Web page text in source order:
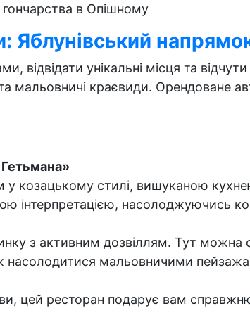
гончарства в Опішному
Яблунівський
унікальні місця та
мальовничі краєвиди. Орендоване
у козацькому стилі, вишуканою
інтерпретацією, насолоджуючись
з активним дозвіллям. Тут можна
насолодитися мальовничими
ресторан подарує вам справжню